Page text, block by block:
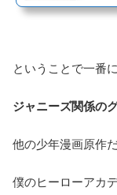
ということで一番
ジャニーズ関係の
他の少年漫画原作
僕のヒーローアカ